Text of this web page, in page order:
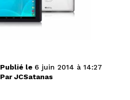
Publié le 6 juin 2014 à 14:27
Par JCSatanas